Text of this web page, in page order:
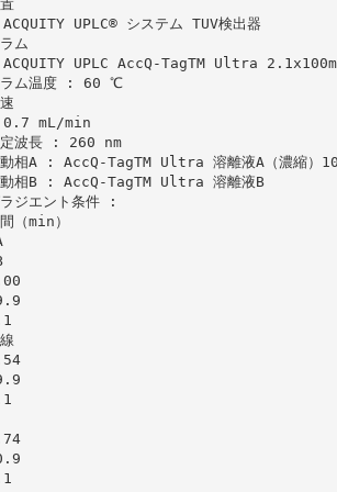
UPLC® システム TUV検出器
ム
UPLC AccQ-TagTM Ultra
ラム温度 : 60 ℃
mL/min
波長 : 260 nm
相A : AccQ-TagTM Ultra 溶離液A（濃縮）
相B : AccQ-TagTM Ultra 溶離液B
ジエント条件 :
（min）